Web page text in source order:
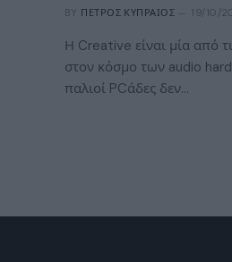
BY ΠΈΤΡΟΣ ΚΥΠΡΑΊΟΣ 19/10/
Η Creative είναι μία από
στον κόσμο των audio
παλιοί PCάδες δεν…